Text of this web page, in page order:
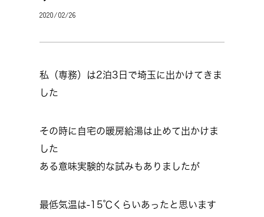
2020/02/26
私（専務）は2泊3日で埼玉に出かけてきま
した
その時に自宅の暖房給湯は止めて出かけま
した
ある意味実験的な試みもありましたが
最低気温は‐15℃くらいあったと思います